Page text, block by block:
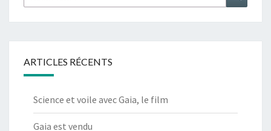
ARTICLES RÉCENTS
Science et voile avec Gaia, le film
Gaia est vendu